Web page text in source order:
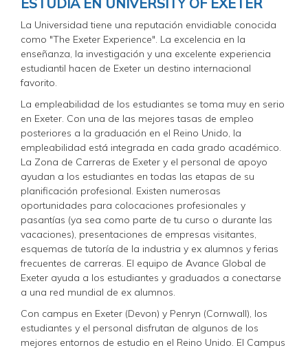
La Universidad tiene una reputación envidiable conocida
como "The Exeter Experience". La excelencia en la
enseñanza, la investigación y una excelente experiencia
estudiantil hacen de Exeter un destino internacional
favorito.
La empleabilidad de los estudiantes se toma muy en serio
en Exeter. Con una de las mejores tasas de empleo
posteriores a la graduación en el Reino Unido, la
empleabilidad está integrada en cada grado académico.
La Zona de Carreras de Exeter y el personal de apoyo
ayudan a los estudiantes en todas las etapas de su
planificación profesional. Existen numerosas
oportunidades para colocaciones profesionales y
pasantías (ya sea como parte de tu curso o durante las
vacaciones), presentaciones de empresas visitantes,
esquemas de tutoría de la industria y ex alumnos y ferias
frecuentes de carreras. El equipo de Avance Global de
Exeter ayuda a los estudiantes y graduados a conectarse
a una red mundial de ex alumnos.
Con campus en Exeter (Devon) y Penryn (Cornwall), los
estudiantes y el personal disfrutan de algunos de los
mejores entornos de estudio en el Reino Unido. El Campus